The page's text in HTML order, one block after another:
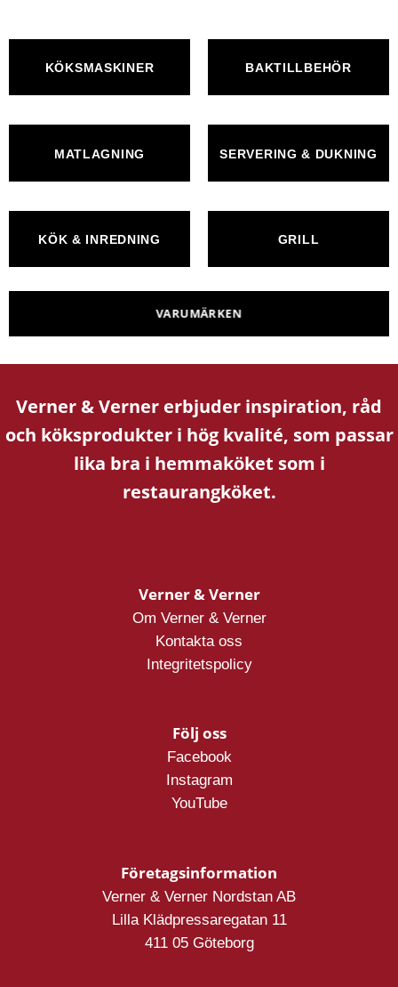
KÖKSMASKINER BAKTILLBEHÖR
MATLAGNING SERVERING & DUKNING
KÖK & INREDNING GRILL
VARUMÄRKEN
Verner & Verner erbjuder inspiration, råd
och köksprodukter i hög kvalité, som passar
lika bra i hemmaköket som i
restaurangköket.
Verner & Verner
Om Verner & Verner
Kontakta oss
Integritetspolicy
Följ oss
Facebook
Instagram
YouTube
Företagsinformation
Verner & Verner Nordstan AB
Lilla Klädpressaregatan 11
411 05 Göteborg